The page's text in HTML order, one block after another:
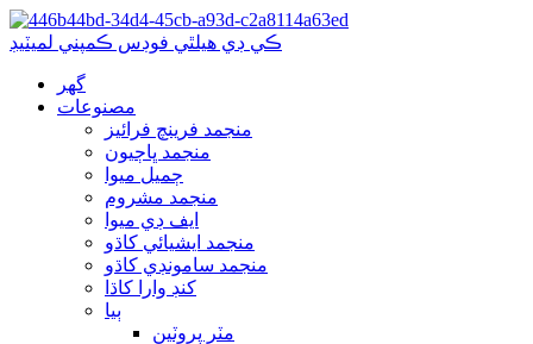
ڪي ڊي هيلٿي فوڊس ڪمپني لميٽيڊ
گھر
مصنوعات
منجمد فرينچ فرائيز
منجمد ڀاڄيون
ڄميل ميوا
منجمد مشروم
ايف ڊي ميوا
منجمد ايشيائي کاڌو
منجمد سامونڊي کاڌو
کنڊ وارا کاڌا
ٻيا
مٽر پروٽين